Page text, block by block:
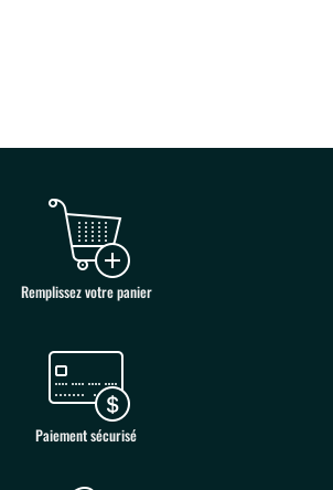
Remplissez votre panier
Paiement sécurisé